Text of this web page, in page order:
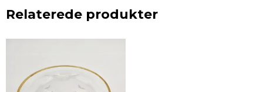
Relaterede produkter